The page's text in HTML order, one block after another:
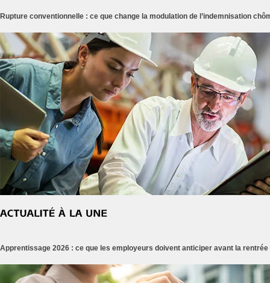
Rupture conventionnelle : ce que change la modulation de l’indemnisation
Apprentissage 2026 : ce que les employeurs doivent anticiper avant la rentrée